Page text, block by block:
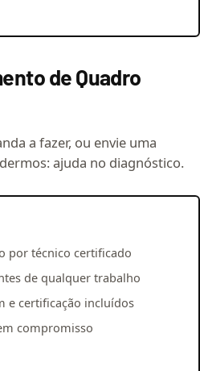
de Quadro
a fazer, ou envie uma
ajuda no diagnóstico.
por técnico certificado
de qualquer trabalho
e certificação incluídos
compromisso